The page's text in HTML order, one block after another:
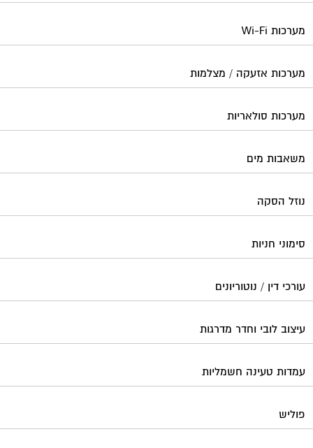
מערכות Wi-Fi
מערכות אזעקה / מצלמות
מערכות סולאריות
משאבות מים
נוזל הסקה
סימוני חניות
עורכי דין / נוטוריונים
עיצוב לובי וחדר מדרגות
עמדות טעינה חשמליות
פוליש